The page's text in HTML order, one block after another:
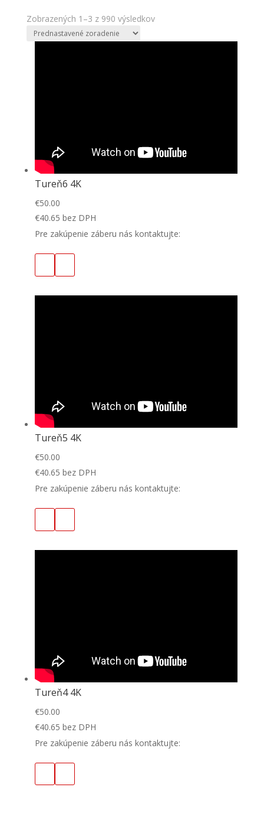
Zobrazených 1–3 z 990 výsledkov
Tureň6 4K
€50.00
€40.65 bez DPH
Pre zakúpenie záberu nás kontaktujte:
Tureň5 4K
€50.00
€40.65 bez DPH
Pre zakúpenie záberu nás kontaktujte:
Tureň4 4K
€50.00
€40.65 bez DPH
Pre zakúpenie záberu nás kontaktujte: